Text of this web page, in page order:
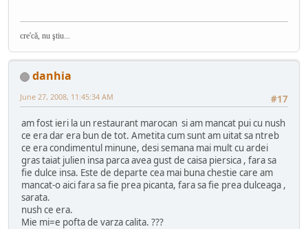
cre'că, nu ştiu...
danhia
#17
June 27, 2008, 11:45:34 AM
am fost ieri la un restaurant marocan si am mancat pui cu nush
ce era dar era bun de tot. Ametita cum sunt am uitat sa ntreb
ce era condimentul minune, desi semana mai mult cu ardei
gras taiat julien insa parca avea gust de caisa piersica , fara sa
fie dulce insa. Este de departe cea mai buna chestie care am
mancat-o aici fara sa fie prea picanta, fara sa fie prea dulceaga ,
sarata.
nush ce era.
Mie mi=e pofta de varza calita. ???